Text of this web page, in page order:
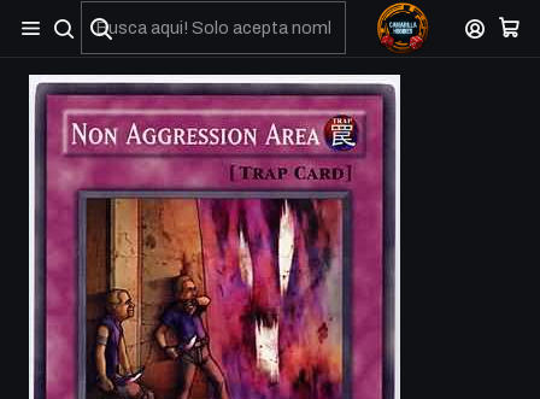
No olviden reportar sus depositos y transferencias por Whatsapp